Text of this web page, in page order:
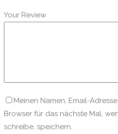
Your Review
Meinen Namen, Email-
Browser für das nächste Mal,
schreibe, speichern.